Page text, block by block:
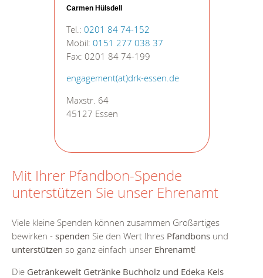
Carmen Hülsdell
Tel.: 0201 84 74-152
Mobil: 0151 277 038 37
Fax: 0201 84 74-199
engagement(at)drk-essen.de
Maxstr. 64
45127 Essen
Mit Ihrer Pfandbon-Spende
unterstützen Sie unser Ehrenamt
Viele kleine Spenden können zusammen Großartiges
bewirken - spenden Sie den Wert Ihres Pfandbons und
unterstützen so ganz einfach unser Ehrenamt!
Die Getränkewelt Getränke Buchholz und Edeka Kels